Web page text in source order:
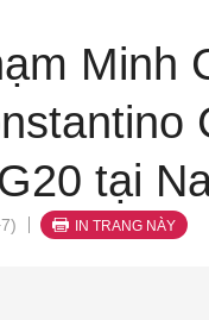
Minh
tại
IN TRANG NÀY